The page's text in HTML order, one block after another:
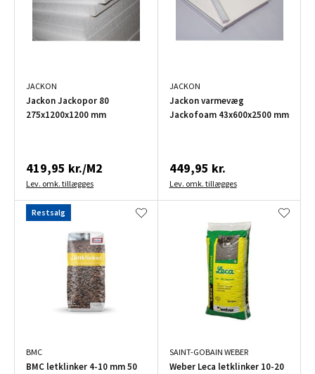
JACKON
Jackon Jackopor 80
275x1200x1200 mm
419,95 kr./M2
Lev. omk. tillægges
JACKON
Jackon varmevæg
Jackofoam 43x600x2500 mm
449,95 kr.
Lev. omk. tillægges
Restsalg
BMC
BMC letklinker 4-10 mm 50
SAINT-GOBAIN WEBER
Weber Leca letklinker 10-20